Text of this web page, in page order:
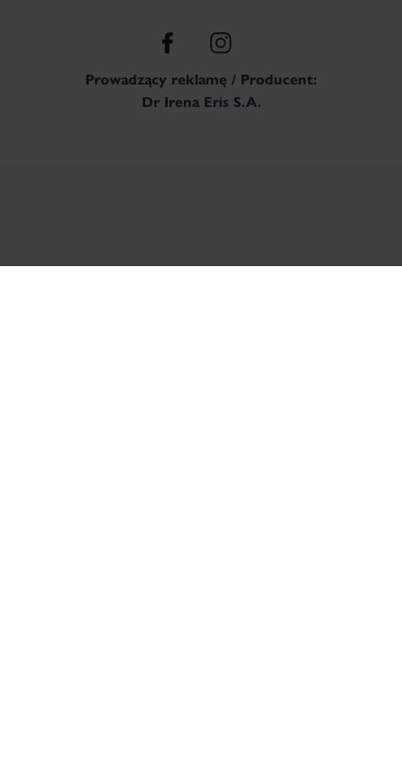
Prowadzący reklamę / Producent:
Dr Irena Eris S.A.